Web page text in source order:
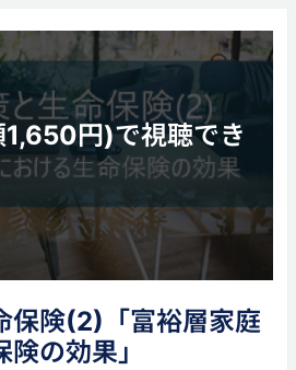
円)で視聴でき
保険(2)「富裕層家庭
の効果」